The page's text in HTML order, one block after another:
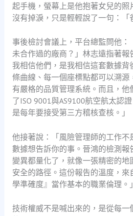
起手機，螢幕上是他抱著女兒的照
沒有掉淚，只是輕輕說了一句：「
事後檢討會議上，平台總監問他：
未合作過的廠商？」林志遠指著報
我相信他們，是我相信這套數據背
條曲線、每一個座標點都可以溯源
有嚴格的品質管理系統。而且，他
了ISO 9001與AS9100航空航太認
是每年要接受第三方稽核查核。」
他接著說：「風險管理師的工作不
數據想告訴你的事。晉鴻的檢測報
變異都量化了，就像一張精密的地
安全的路徑。這份報告的溫度，來
學準確度』當作基本的職業倫理。」
技術權威不是喊出來的，是從每一